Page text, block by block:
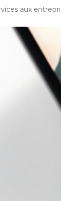
aux